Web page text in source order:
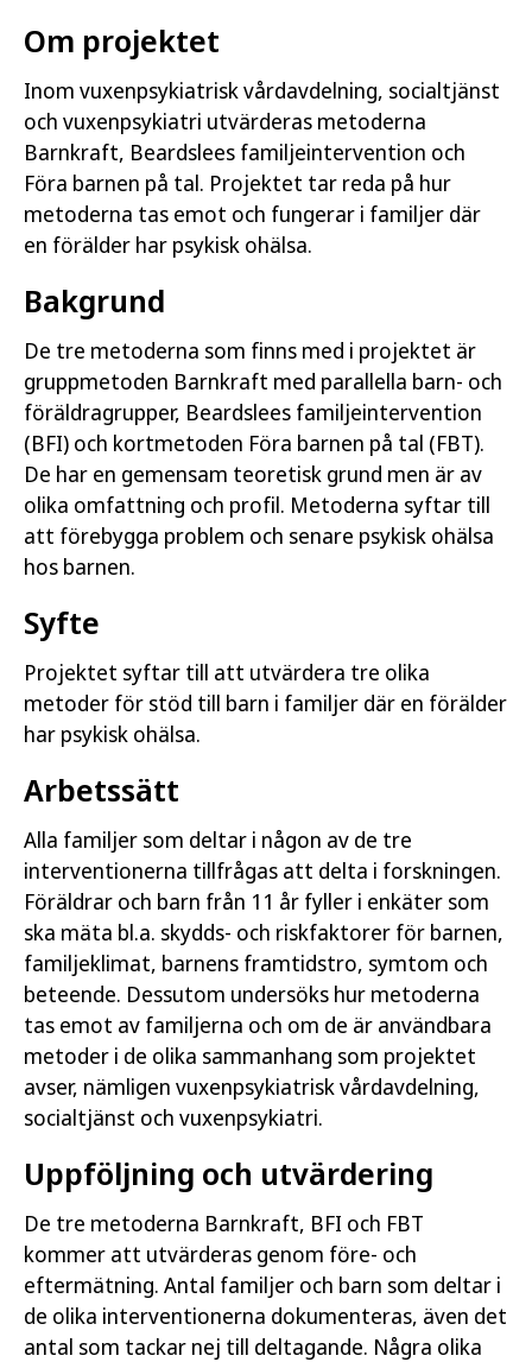
Om projektet
Inom vuxenpsykiatrisk vårdavdelning, socialtjänst
och vuxenpsykiatri utvärderas metoderna
Barnkraft, Beardslees familjeintervention och
Föra barnen på tal. Projektet tar reda på hur
metoderna tas emot och fungerar i familjer där
en förälder har psykisk ohälsa.
Bakgrund
De tre metoderna som finns med i projektet är
gruppmetoden Barnkraft med parallella barn- och
föräldragrupper, Beardslees familjeintervention
(BFI) och kortmetoden Föra barnen på tal (FBT).
De har en gemensam teoretisk grund men är av
olika omfattning och profil. Metoderna syftar till
att förebygga problem och senare psykisk ohälsa
hos barnen.
Syfte
Projektet syftar till att utvärdera tre olika
metoder för stöd till barn i familjer där en förälder
har psykisk ohälsa.
Arbetssätt
Alla familjer som deltar i någon av de tre
interventionerna tillfrågas att delta i forskningen.
Föräldrar och barn från 11 år fyller i enkäter som
ska mäta bl.a. skydds- och riskfaktorer för barnen,
familjeklimat, barnens framtidstro, symtom och
beteende. Dessutom undersöks hur metoderna
tas emot av familjerna och om de är användbara
metoder i de olika sammanhang som projektet
avser, nämligen vuxenpsykiatrisk vårdavdelning,
socialtjänst och vuxenpsykiatri.
Uppföljning och utvärdering
De tre metoderna Barnkraft, BFI och FBT
kommer att utvärderas genom före- och
eftermätning. Antal familjer och barn som deltar i
de olika interventionerna dokumenteras, även det
antal som tackar nej till deltagande. Några olika